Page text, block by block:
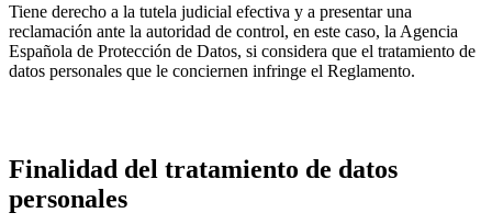
Tiene derecho a la tutela judicial efectiva y a presentar una
reclamación ante la autoridad de control, en este caso, la Agencia
Española de Protección de Datos, si considera que el tratamiento de
datos personales que le conciernen infringe el Reglamento.
Finalidad del tratamiento de datos
personales